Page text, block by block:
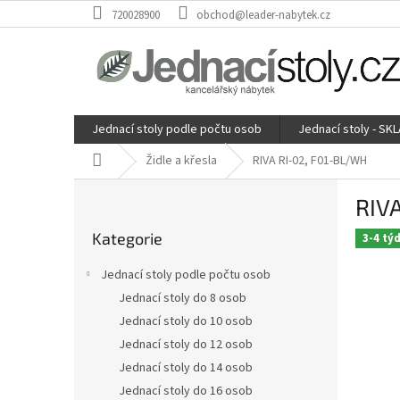
na
720028900 obchod@leader-nabytek.cz
Jednací stoly podle počtu osob Jednací stoly -
Domů Židle a křesla RIVA RI-02, F01-BL/WH
kategorie
Kategorie
Jednací stoly podle počtu osob
Jednací stoly do 8 osob
Jednací stoly do 10 osob
Jednací stoly do 12 osob
Jednací stoly do 14 osob
Jednací stoly do 16 osob
3-4